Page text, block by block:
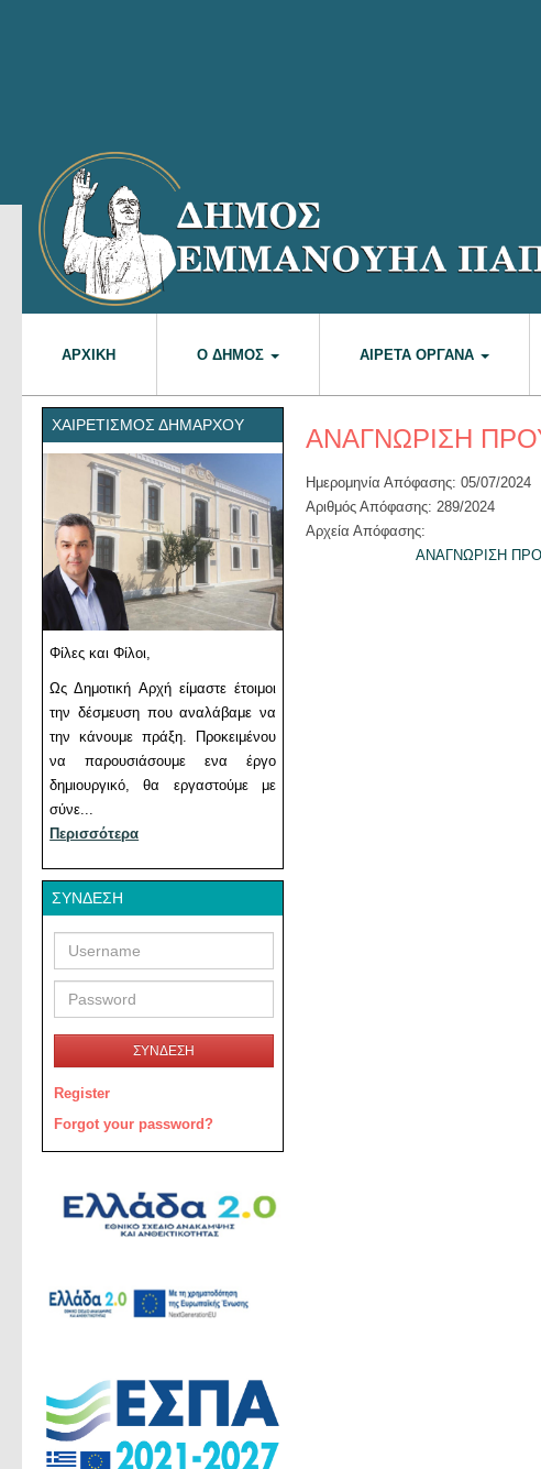
ΑΡΧΙΚΉ Ο ΔΉΜΟΣ ΑΙΡΕΤΆ ΌΡΓΑΝΑ
ΧΑΙΡΕΤΙΣΜΌΣ ΔΗΜΆΡΧΟΥ
Φίλες και Φίλοι,
Ως Δημοτική Αρχή είμαστε έτοιμοι
την δέσμευση που αναλάβαμε να
την κάνουμε πράξη. Προκειμένου
να παρουσιάσουμε ενα έργο
δημιουργικό, θα εργαστούμε με
σύνε...
Περισσότερα
ΣΎΝΔΕΣΗ
ΣΥΝΔΕΣΗ
Register
Forgot your password?
ΑΝΑΓΝΩΡΙΣΗ
Ημερομηνία Απόφασης: 05/07/2024
Αριθμός Απόφασης: 289/2024
Αρχεία Απόφασης:
ΑΝΑΓΝΩΡΙΣΗ